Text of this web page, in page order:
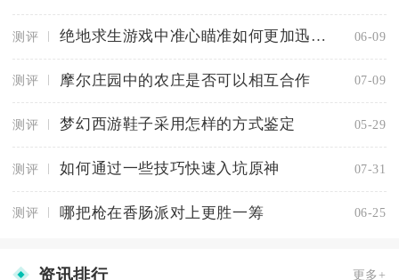
测评 绝地求生游戏中准心瞄准如何更加迅捷准确 06-09
测评 摩尔庄园中的农庄是否可以相互合作 07-09
测评 梦幻西游鞋子采用怎样的方式鉴定 05-29
测评 如何通过一些技巧快速入坑原神 07-31
测评 哪把枪在香肠派对上更胜一筹 06-25
资讯排行 更多+